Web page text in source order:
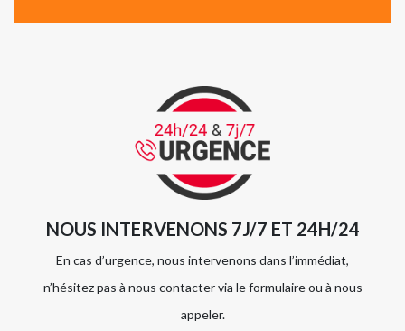
NOUS INTERVENONS 7J/7 ET 24H/24
En cas d’urgence, nous intervenons dans l’immédiat,
n’hésitez pas à nous contacter via le formulaire ou à nous
appeler.